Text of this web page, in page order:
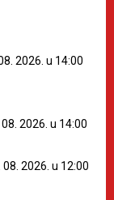
2026. u 14:00
2026. u 14:00
2026. u 12:00